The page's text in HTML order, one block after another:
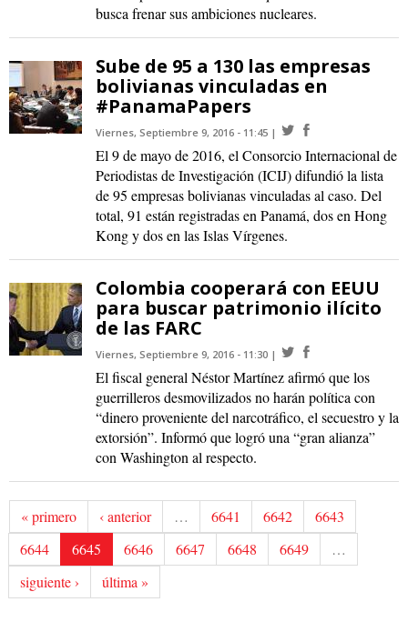
busca frenar sus ambiciones nucleares.
Sube de 95 a 130 las empresas
bolivianas vinculadas en
#PanamaPapers
Viernes, Septiembre 9, 2016 - 11:45
El 9 de mayo de 2016, el Consorcio Internacional de
Periodistas de Investigación (ICIJ) difundió la lista
de 95 empresas bolivianas vinculadas al caso. Del
total, 91 están registradas en Panamá, dos en Hong
Kong y dos en las Islas Vírgenes.
Colombia cooperará con EEUU
para buscar patrimonio ilícito
de las FARC
Viernes, Septiembre 9, 2016 - 11:30
El fiscal general Néstor Martínez afirmó que los
guerrilleros desmovilizados no harán política con
“dinero proveniente del narcotráfico, el secuestro y la
extorsión”. Informó que logró una “gran alianza”
con Washington al respecto.
« primero ‹ anterior … 6641 6642
6643
6644
6645 6646 6647 6648 6649
…
siguiente ›
última »